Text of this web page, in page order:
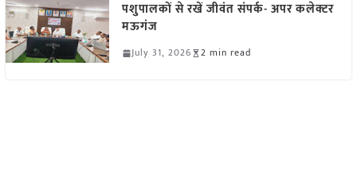
पशुपालकों से रखें जीवंत संपर्क- अपर कलेक्टर
मऊगंज
July 31, 2026 2 min read